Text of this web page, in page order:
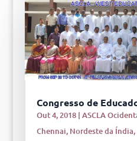
Congresso de
Out 4, 2018| ASCLA
Chennai, Nordeste da Índia,